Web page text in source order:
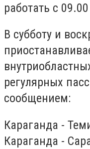
работать с
В субботу и
регулярных
сообщением:
Караганда -
Караганда -